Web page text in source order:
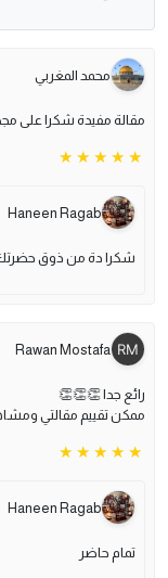
محمد المغربي
مقالة مفيدة شكرا على
Haneen Ragab
شكرا دة من ذوق
Rawan Mostafa
رائع جدا 👏👏👏
ممكن تقييم مقالتي
Haneen Ragab
تمام حاضر